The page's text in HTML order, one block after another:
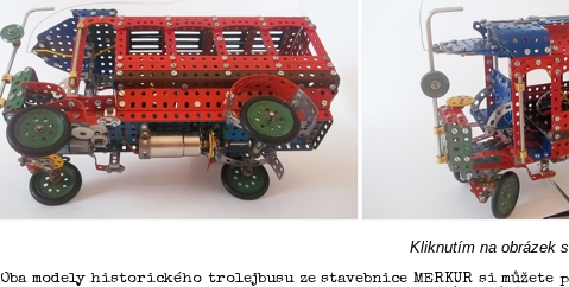
Kliknutím na obrázek
Oba modely historického trolejbusu ze stavebnice MERKUR si